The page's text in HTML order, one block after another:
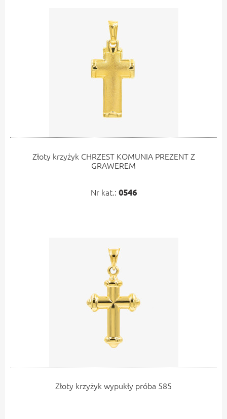
Złoty krzyżyk CHRZEST KOMUNIA PREZENT Z
GRAWEREM
Nr kat.: 0546
Złoty krzyżyk wypukły próba 585